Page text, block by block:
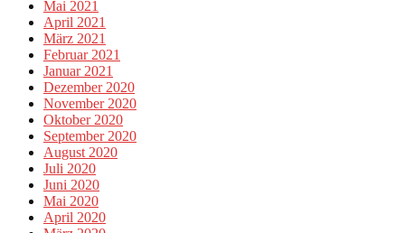
Mai 2021
April 2021
März 2021
Februar 2021
Januar 2021
Dezember 2020
November 2020
Oktober 2020
September 2020
August 2020
Juli 2020
Juni 2020
Mai 2020
April 2020